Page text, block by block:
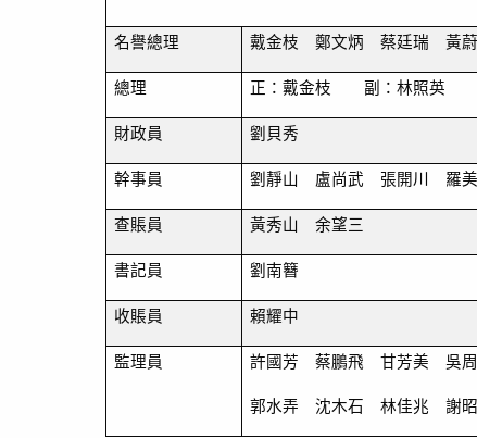
名譽總理 戴金枝 鄭文炳 蔡廷瑞 黃
總理 正：戴金枝 副：林照英
財政員 劉貝秀
幹事員 劉靜山 盧尚武 張開川 羅
查賬員 黃秀山 余望三
書記員 劉南簪
收賬員 賴耀中
監理員 許國芳 蔡鵬飛 甘芳美 吳
郭水弄 沈木石 林佳兆 謝